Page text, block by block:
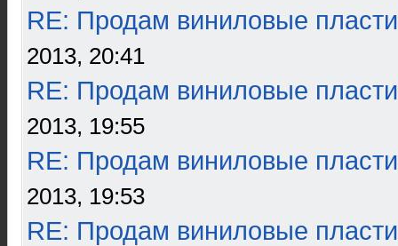
RE: Продам виниловые
2013, 20:41
RE: Продам виниловые
2013, 19:55
RE: Продам виниловые
2013, 19:53
RE: Продам виниловые